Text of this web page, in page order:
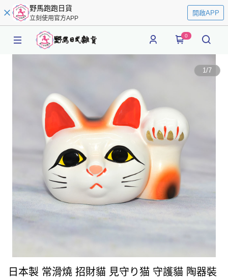
野馬跑跑日貨
立刻使用官方APP
開啟APP
0
1/7
日本製 常滑燒 招財貓 見守り猫 守護貓 陶器裝